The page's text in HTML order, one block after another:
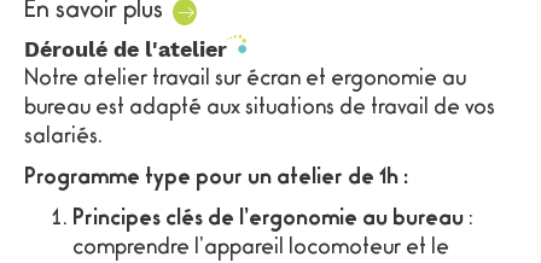
Réduire les douleurs et améliorer le confort
Réduire la fatigue et le stress
Renforcer la concentration et la productivité
Impliquer les équipes dans une démarche de
prévention santé et QVT
Agir pour renforcer le capital santé de chaque
collaborateur améliore non seulement les
En savoir plus
Déroulé de l'atelier
Notre atelier travail sur écran et ergonomie au
bureau est adapté aux situations de travail de vos
salariés.
Programme type pour un atelier de 1h :
Principes clés de l’ergonomie au bureau :
comprendre l’appareil locomoteur et le